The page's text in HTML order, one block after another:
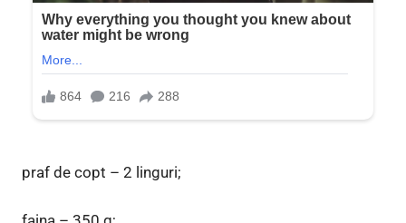
praf de copt – 2 linguri;